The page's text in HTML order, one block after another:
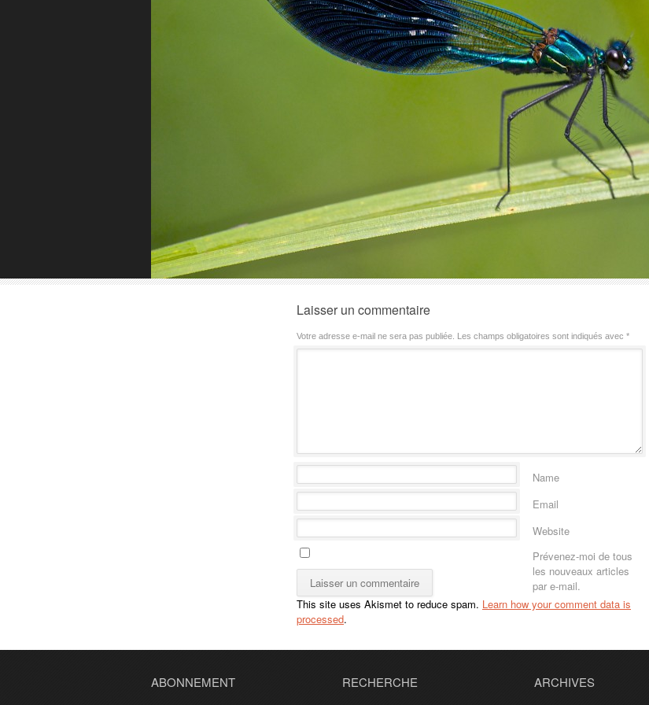
Laisser un commentaire
Votre adresse e-mail ne sera pas publiée. Les champs obligatoires sont indiqués avec *
Name
Email
Website
Prévenez-moi de tous
les nouveaux articles
par e-mail.
This site uses Akismet to reduce spam. Learn how your comment data is
processed.
ABONNEMENT RECHERCHE ARCHIVES